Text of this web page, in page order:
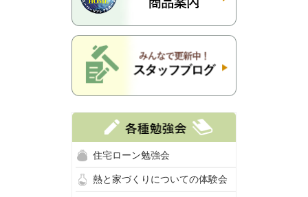
住宅ローン勉強会
熱と家づくりについての体験会